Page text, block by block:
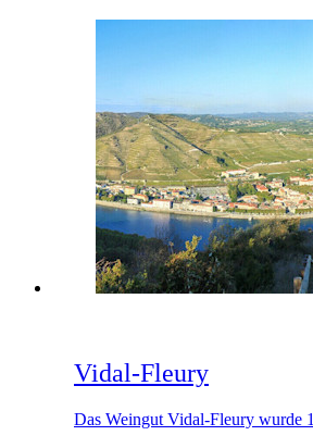
Vidal-Fleury
Das Weingut Vidal-Fleury wurde